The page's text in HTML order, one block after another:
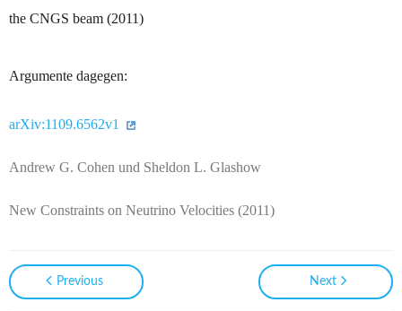
the CNGS beam (2011)
Argumente dagegen:
arXiv:1109.6562v1
Andrew G. Cohen und Sheldon L. Glashow
New Constraints on Neutrino Velocities (2011)
Previous Next